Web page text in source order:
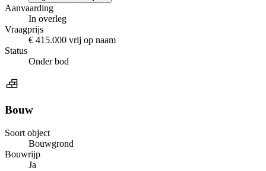
Aanvaarding
In overleg
Vraagprijs
€ 415.000 vrij op naam
Status
Onder bod
Bouw
Soort object
Bouwgrond
Bouwrijp
Ja